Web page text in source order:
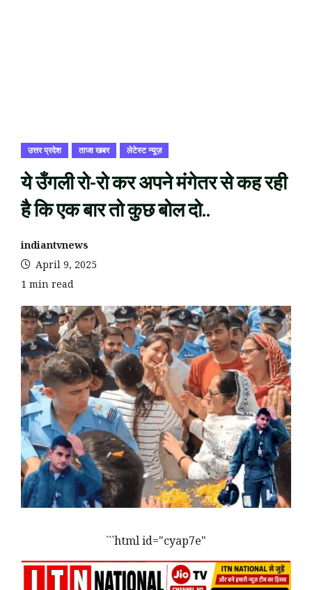
उत्तर प्रदेश ताजा खबर लेटेस्ट न्यूज़
ये उँगली रो-रो कर अपने मंगेतर से कह रही
है कि एक बार तो कुछ बोल दो..
indiantvnews
April 9, 2025
1 min read
```html id="cyap7e"